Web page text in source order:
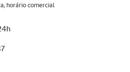
horário comercial